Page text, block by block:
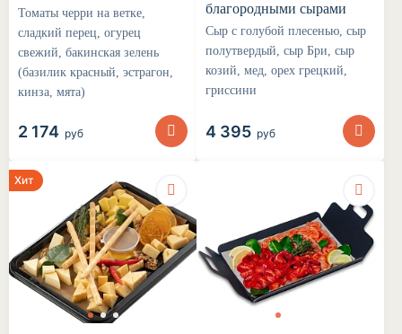
Томаты черри на ветке,
сладкий перец, огурец
свежий, бакинская зелень
(базилик красный, эстрагон,
кинза, мята)
2 174 руб
благородными сырами
Сыр с голубой плесенью, сыр
полутвердый, сыр Бри, сыр
козий, мед, орех грецкий,
гриссини
4 395 руб
Хит